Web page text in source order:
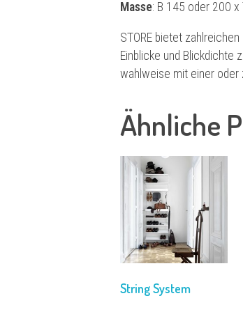
Masse: B 145 oder 200
STORE bietet
Einblicke und Blickdichte
wahlweise mit einer oder
Ähnliche
String System